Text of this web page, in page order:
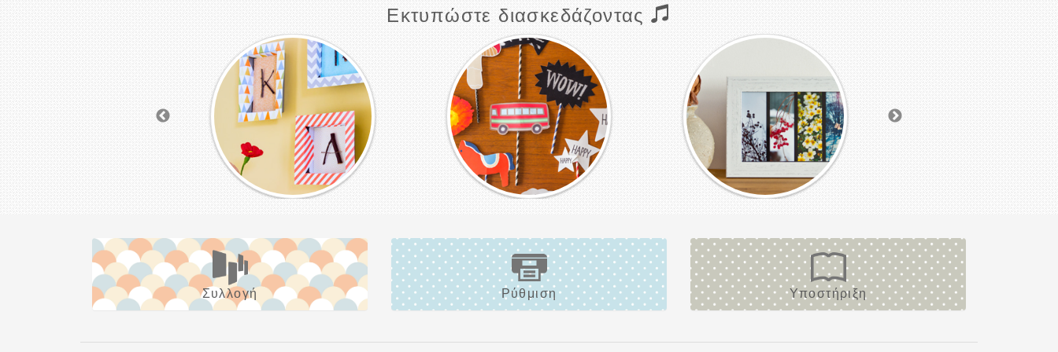
Εκτυπώστε διασκεδάζοντας
Συλλογή Ρύθμιση Υποστήριξη